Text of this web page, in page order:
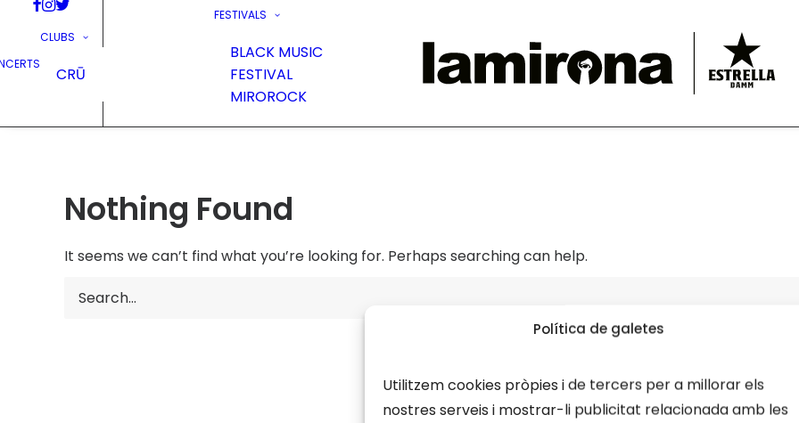
Política de galetes
Utilitzem cookies pròpies i de tercers per a millorar els
nostres serveis i mostrar-li publicitat relacionada amb les
CLUBS
CRŪ
FESTIVALS
BLACK MUSIC
FESTIVAL
MIROROCK
Nothing Found
It seems we can’t find what you’re looking for. Perhaps searching can help.